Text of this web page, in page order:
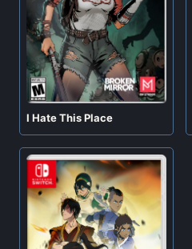
I Hate This Place